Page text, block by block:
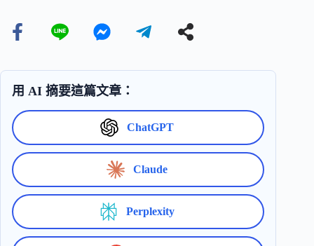
用 AI 摘要這篇文章：
ChatGPT
Claude
Perplexity